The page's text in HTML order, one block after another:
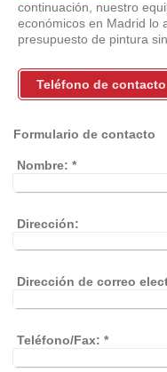
continuación, nuestro
económicos en Madrid lo
presupuesto de pintura
Teléfono de
Formulario de contacto
Nombre: *
Dirección:
Dirección de correo
Teléfono/Fax: *